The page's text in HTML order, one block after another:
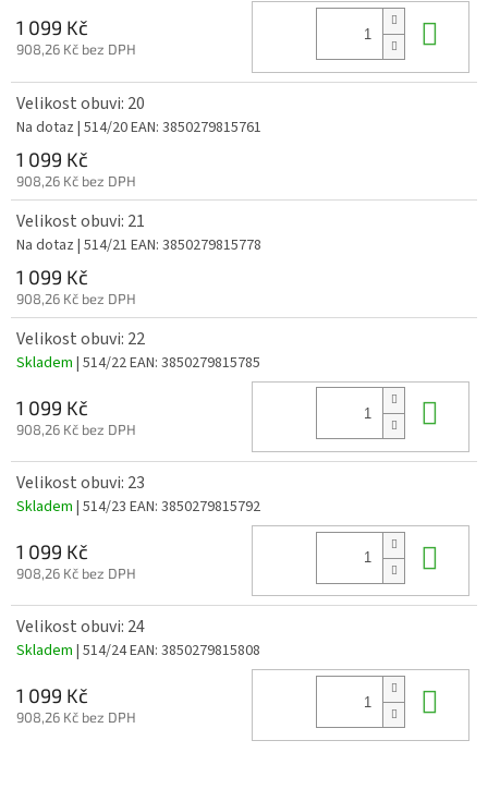
1 099 Kč
908,26 Kč bez DPH
Velikost obuvi: 20
Na dotaz | 514/20EAN: 3850279815761
1 099 Kč
908,26 Kč bez DPH
Velikost obuvi: 21
Na dotaz | 514/21 EAN: 3850279815778
1 099 Kč
908,26 Kč bez DPH
Velikost obuvi: 22
Skladem | 514/22EAN: 3850279815785
1 099 Kč
908,26 Kč bez DPH
Velikost obuvi: 23
Skladem | 514/23 EAN: 3850279815792
1 099 Kč
908,26 Kč bez DPH
Velikost obuvi: 24
Skladem | 514/24EAN: 3850279815808
1 099 Kč
908,26 Kč bez DPH